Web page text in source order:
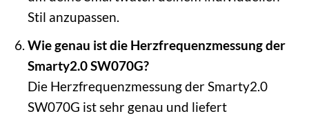
Stil anzupassen.
Wie genau ist die Herzfrequenzmessung der
Smarty2.0 SW070G?
Die Herzfrequenzmessung der Smarty2.0
SW070G ist sehr genau und liefert